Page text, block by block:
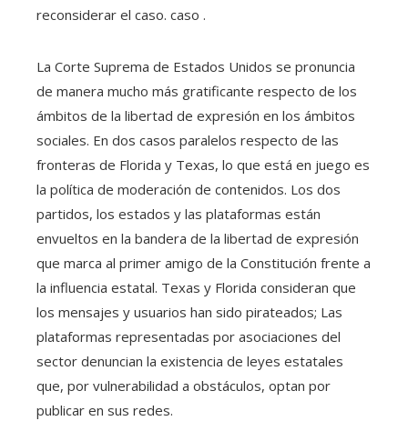
reconsiderar el caso. caso .
La Corte Suprema de Estados Unidos se pronuncia
de manera mucho más gratificante respecto de los
ámbitos de la libertad de expresión en los ámbitos
sociales. En dos casos paralelos respecto de las
fronteras de Florida y Texas, lo que está en juego es
la política de moderación de contenidos. Los dos
partidos, los estados y las plataformas están
envueltos en la bandera de la libertad de expresión
que marca al primer amigo de la Constitución frente a
la influencia estatal. Texas y Florida consideran que
los mensajes y usuarios han sido pirateados; Las
plataformas representadas por asociaciones del
sector denuncian la existencia de leyes estatales
que, por vulnerabilidad a obstáculos, optan por
publicar en sus redes.